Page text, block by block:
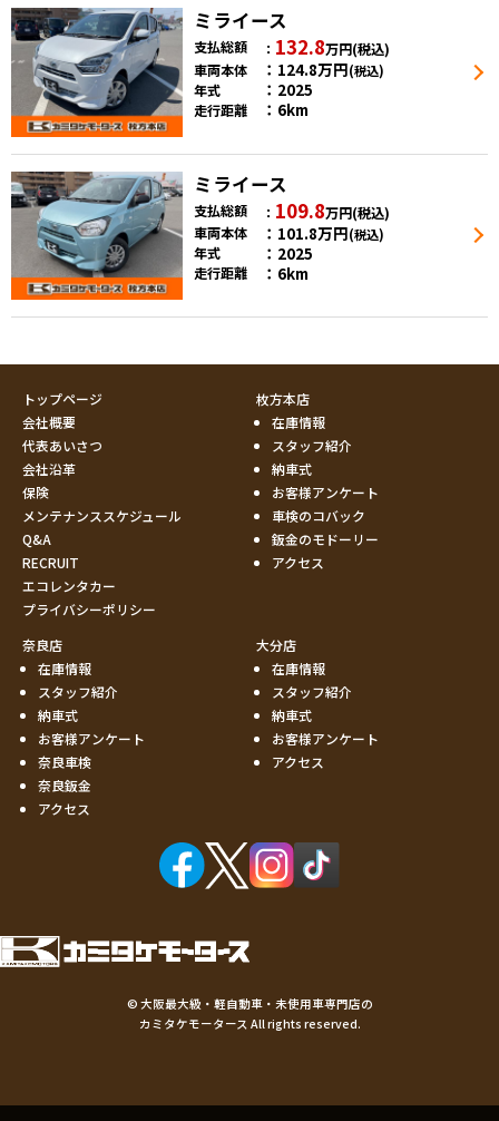
ミライース
支払総額 132.8万円(税込)
車両本体
124.8万円(税込)
年式 2025
走行距離 6km
ミライース
支払総額 109.8万円(税込)
車両本体
101.8万円(税込)
年式 2025
走行距離 6km
トップページ
会社概要
代表あいさつ
会社沿革
保険
メンテナンススケジュール
Q&A
RECRUIT
エコレンタカー
プライバシーポリシー
枚方本店
在庫情報
スタッフ紹介
納車式
お客様アンケート
車検のコバック
鈑金のモドーリー
アクセス
奈良店
在庫情報
スタッフ紹介
納車式
お客様アンケート
奈良車検
奈良鈑金
アクセス
大分店
在庫情報
スタッフ紹介
納車式
お客様アンケート
アクセス
© 大阪最大級・軽自動車・未使用車専門店の
カミタケモータース All rights reserved.